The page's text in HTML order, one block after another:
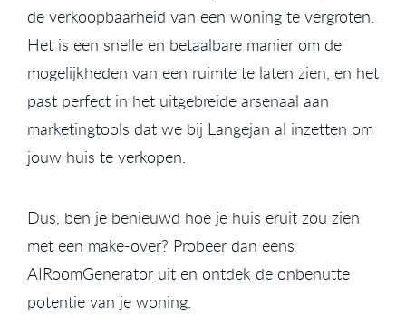
de verkoopbaarheid van een woning te vergroten.
Het is een snelle en betaalbare manier om de
mogelijkheden van een ruimte te laten zien, en het
past perfect in het uitgebreide arsenaal aan
marketingtools dat we bij Langejan al inzetten om
jouw huis te verkopen.
Dus, ben je benieuwd hoe je huis eruit zou zien
met een make-over? Probeer dan eens
AIRoomGenerator uit en ontdek de onbenutte
potentie van je woning.